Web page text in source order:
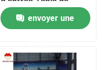
marbre polonais Italie
Arabescato Marbre
Plinth Stand Marbre
envoyer une